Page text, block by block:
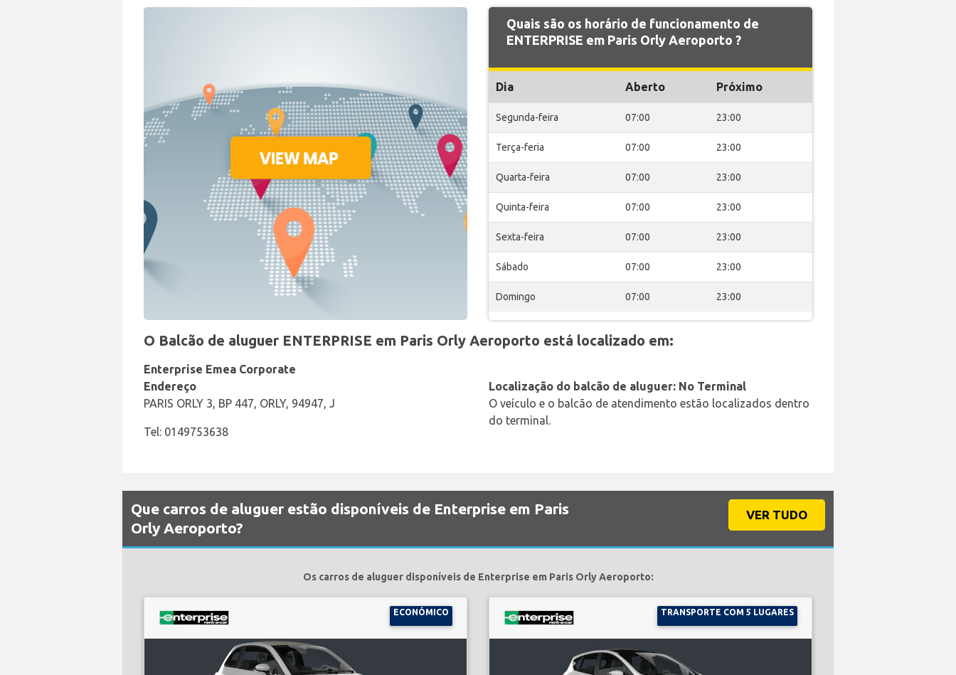
Quais são os horário de funcionamento de
ENTERPRISE em Paris Orly Aeroporto ?
Dia Aberto Próximo
Segunda-feira 07:00 23:00
Terça-feria 07:00 23:00
Quarta-feira 07:00 23:00
Quinta-feira 07:00 23:00
Sexta-feira 07:00 23:00
Sábado 07:00 23:00
Domingo 07:00 23:00
O Balcão de aluguer ENTERPRISE em Paris Orly Aeroporto está localizado em:
Enterprise Emea Corporate
Endereço
PARIS ORLY 3, BP 447, ORLY, 94947, J
Tel: 0149753638
Localização do balcão de aluguer: No Terminal
O veículo e o balcão de atendimento estão localizados dentro
do terminal.
Que carros de aluguer estão disponíveis de Enterprise em Paris
Orly Aeroporto?
VER TUDO
Os carros de aluguer disponíveis de Enterprise em Paris Orly Aeroporto:
ECONÓMICO TRANSPORTE COM 5 LUGARES